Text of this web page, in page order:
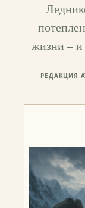
жизни –
РЕДАКЦИЯ